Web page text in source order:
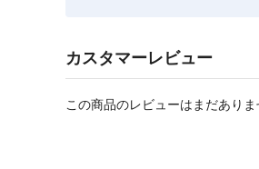
カスタマーレビュー
この商品のレビューはまだありま